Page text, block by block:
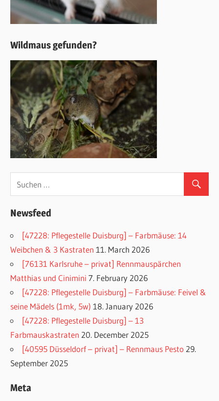
Wildmaus gefunden?
Newsfeed
[47228: Pflegestelle Duisburg] – Farbmäuse: 14
Weibchen & 3 Kastraten 11. March 2026
[76131 Karlsruhe – privat] Rennmauspärchen
Matthias und Cinimini 7. February 2026
[47228: Pflegestelle Duisburg] – Farbmäuse: Feivel &
seine Mädels (1mk, 5w) 18. January 2026
[47228: Pflegestelle Duisburg] – 13
Farbmauskastraten 20. December 2025
[40595 Düsseldorf – privat] – Rennmaus Pesto 29.
September 2025
Meta